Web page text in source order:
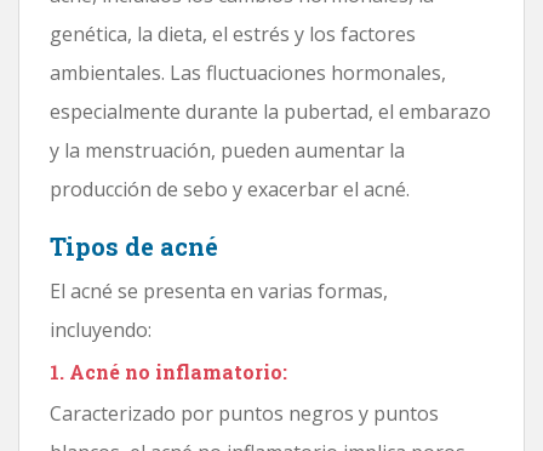
genética, la dieta, el estrés y los factores
ambientales. Las fluctuaciones hormonales,
especialmente durante la pubertad, el embarazo
y la menstruación, pueden aumentar la
producción de sebo y exacerbar el acné.
Tipos de acné
El acné se presenta en varias formas,
incluyendo:
1. Acné no inflamatorio:
Caracterizado por puntos negros y puntos